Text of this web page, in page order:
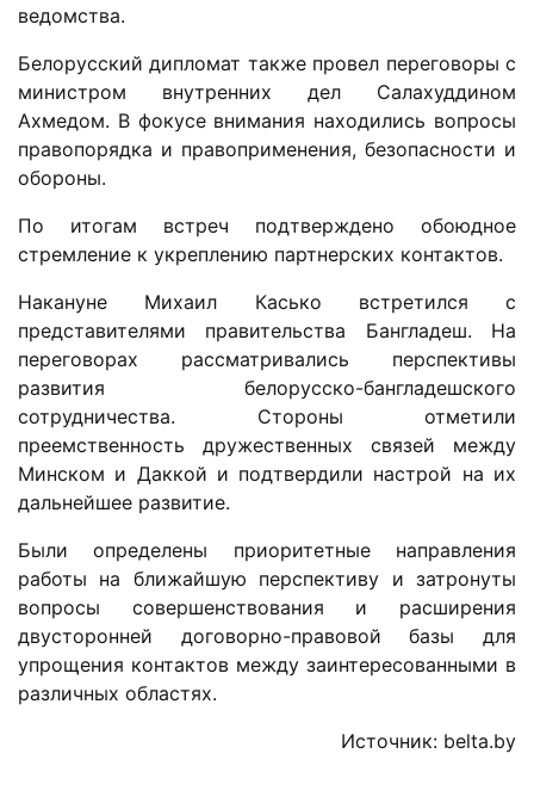
ведомства.
Белорусский дипломат также провел переговоры с
министром внутренних дел Салахуддином
Ахмедом. В фокусе внимания находились вопросы
правопорядка и правоприменения, безопасности и
обороны.
По итогам встреч подтверждено обоюдное
стремление к укреплению партнерских контактов.
Накануне Михаил Касько встретился с
представителями правительства Бангладеш. На
переговорах рассматривались перспективы
развития белорусско-бангладешского
сотрудничества. Стороны отметили
преемственность дружественных связей между
Минском и Даккой и подтвердили настрой на их
дальнейшее развитие.
Были определены приоритетные направления
работы на ближайшую перспективу и затронуты
вопросы совершенствования и расширения
двусторонней договорно-правовой базы для
упрощения контактов между заинтересованными в
различных областях.
Источник: belta.by